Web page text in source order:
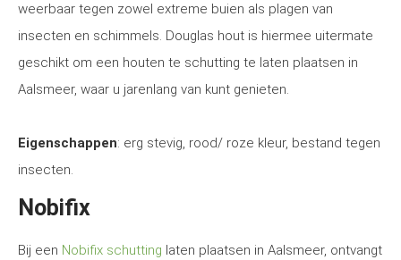
weerbaar tegen zowel extreme buien als plagen van
insecten en schimmels. Douglas hout is hiermee uitermate
geschikt om een houten te schutting te laten plaatsen in
Aalsmeer, waar u jarenlang van kunt genieten.
Eigenschappen: erg stevig, rood/ roze kleur, bestand tegen
insecten.
Nobifix
Bij een Nobifix schutting laten plaatsen in Aalsmeer, ontvangt